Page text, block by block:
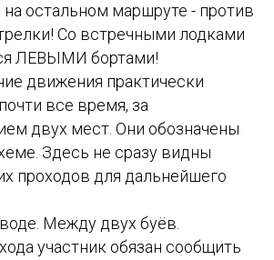
остальном маршруте - против
Со встречными лодками
ЛЕВЫМИ бортами!
движения практически
все время, за
двух мест. Они обозначены
Здесь не сразу видны
проходов для дальнейшего
Между двух буёв.
участник обязан сообщить